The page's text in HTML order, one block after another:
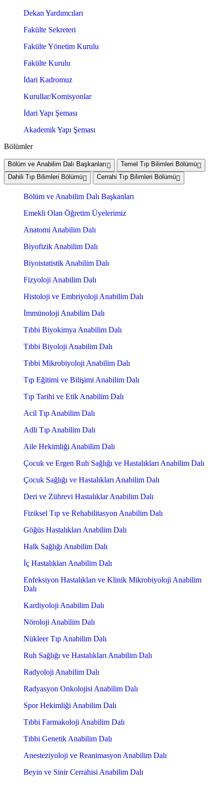
Dekan Yardımcıları
Fakülte Sekreteri
Fakülte Yönetim Kurulu
Fakülte Kurulu
İdari Kadromuz
Kurullar/Komisyonlar
İdari Yapı Şeması
Akademik Yapı Şeması
Bölümler
Bölüm ve Anabilim Dalı Başkanları
Temel Tıp Bilimleri Bölümü
Dahili Tıp Bilimleri Bölümü
Cerrahi Tıp Bilimleri Bölümü
Bölüm ve Anabilim Dalı Başkanları
Emekli Olan Öğretim Üyelerimiz
Anatomi Anabilim Dalı
Biyofizik Anabilim Dalı
Biyoistatistik Anabilim Dalı
Fizyoloji Anabilim Dalı
Histoloji ve Embriyoloji Anabilim Dalı
İmmünoloji Anabilim Dalı
Tıbbi Biyokimya Anabilim Dalı
Tıbbi Biyoloji Anabilim Dalı
Tıbbi Mikrobiyoloji Anabilim Dalı
Tıp Eğitimi ve Bilişimi Anabilim Dalı
Tıp Tarihi ve Etik Anabilim Dalı
Acil Tıp Anabilim Dalı
Adli Tıp Anabilim Dalı
Aile Hekimliği Anabilim Dalı
Çocuk ve Ergen Ruh Sağlığı ve Hastalıkları Anabilim Dalı
Çocuk Sağlığı ve Hastalıkları Anabilim Dalı
Deri ve Zührevi Hastalıklar Anabilim Dalı
Fiziksel Tıp ve Rehabilitasyon Anabilim Dalı
Göğüs Hastalıkları Anabilim Dalı
Halk Sağlığı Anabilim Dalı
İç Hastalıkları Anabilim Dalı
Enfeksiyon Hastalıkları ve Klinik Mikrobiyoloji Anabilim
Dalı
Kardiyoloji Anabilim Dalı
Nöroloji Anabilim Dalı
Nükleer Tıp Anabilim Dalı
Ruh Sağlığı ve Hastalıkları Anabilim Dalı
Radyoloji Anabilim Dalı
Radyasyon Onkolojisi Anabilim Dalı
Spor Hekimliği Anabilim Dalı
Tıbbi Farmakoloji Anabilim Dalı
Tıbbi Genetik Anabilim Dalı
Anesteziyoloji ve Reanimasyon Anabilim Dalı
Beyin ve Sinir Cerrahisi Anabilim Dalı